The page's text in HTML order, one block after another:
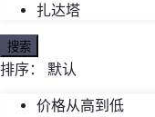
扎达塔
搜索
排序： 默认
价格从高到低